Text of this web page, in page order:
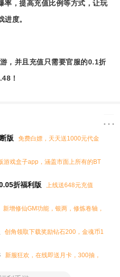
率，提高充值比例等方式，让玩
度。
，并且充值只需要官服的0.1折
！
版
免费白嫖，天天送1000元代金
游戏盒子app，涵盖市面上所有的BT
折福利版
上线送648元充值
新增修仙GM功能，银两，修炼卷轴，
创角领取下载奖励钻石200，金魂币1
新服狂欢，在线即送月卡，300抽，